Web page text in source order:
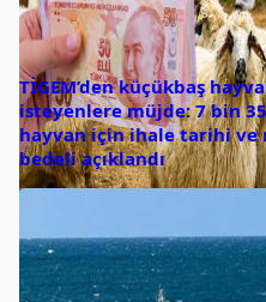
TİGEM’den küçükbaş
isteyenlere müjde: 7 bin
hayvan için ihale tarihi ve
bedeli açıklandı